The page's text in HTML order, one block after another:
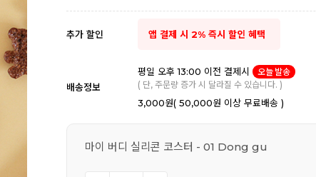
추가 할인 앱 결제 시 2% 즉시 할인 혜택
배송정보
평일 오후 13:00 이전 결제시
오늘 발송
( 단, 주문량 증가 시 달라질 수 있습니다. )
3,000원( 50,000원 이상 무료배송 )
마이 버디 실리콘 코스터 - 01 Dong gu